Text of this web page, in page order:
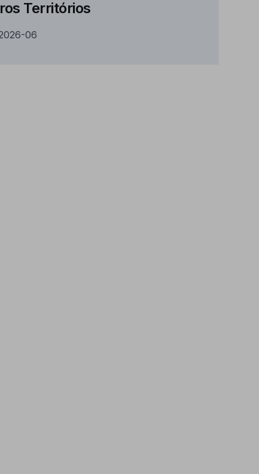
Territórios
06